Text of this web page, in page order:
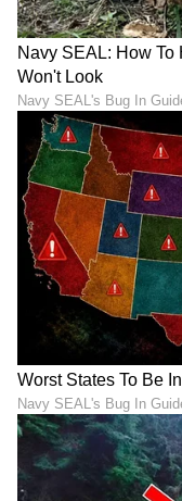
ಕನ್ನಡ ಸಿನಿಮಾ (
ಕಾರ್ಯಕ್ರಮಗಳು (
ಸುದ್ದಿಗಳು ಮತ್ತು
ಸುವರ್ಣ
ಸಿನಿಮಾ
ತಾರೆಯರ
ತೆರೆಮರೆಯ
ಮಾಹಿತಿಯೂ
ABOUT THE
CK Chethan Kumar
ಎಲೆಕ್ಟ್ರಾನಿಕ್,
ವರ್ಷಗಳ